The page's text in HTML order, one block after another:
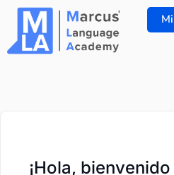
contenido
¡Hola,